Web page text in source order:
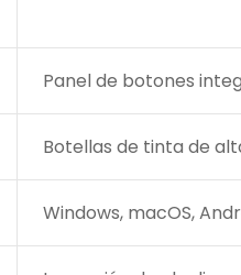
Panel de botones
Botellas de tinta de
Windows, macOS,